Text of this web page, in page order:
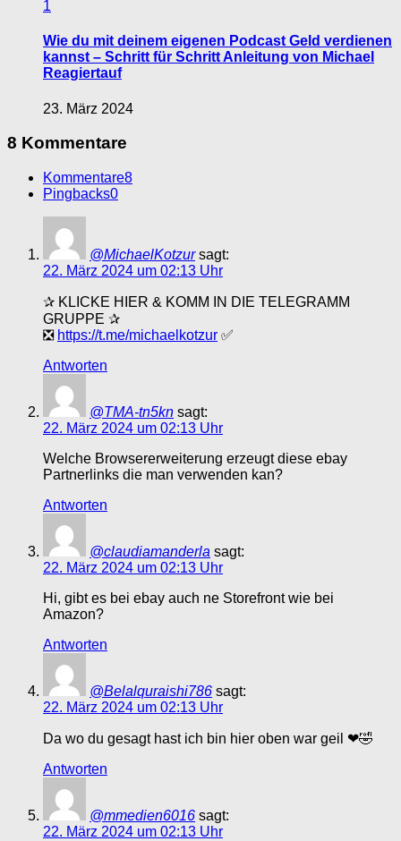
1
Wie du mit deinem eigenen Podcast Geld verdienen
kannst – Schritt für Schritt Anleitung von Michael
Reagiertauf
23. März 2024
8 Kommentare
Kommentare8
Pingbacks0
@MichaelKotzur sagt:
22. März 2024 um 02:13 Uhr
✰ KLICKE HIER & KOMM IN DIE TELEGRAMM
GRUPPE ✰
❎ https://t.me/michaelkotzur ✅
Antworten
@TMA-tn5kn sagt:
22. März 2024 um 02:13 Uhr
Welche Browsererweiterung erzeugt diese ebay
Partnerlinks die man verwenden kan?
Antworten
@claudiamanderla sagt:
22. März 2024 um 02:13 Uhr
Hi, gibt es bei ebay auch ne Storefront wie bei
Amazon?
Antworten
@Belalquraishi786 sagt:
22. März 2024 um 02:13 Uhr
Da wo du gesagt hast ich bin hier oben war geil ❤🤣
Antworten
@mmedien6016 sagt:
22. März 2024 um 02:13 Uhr